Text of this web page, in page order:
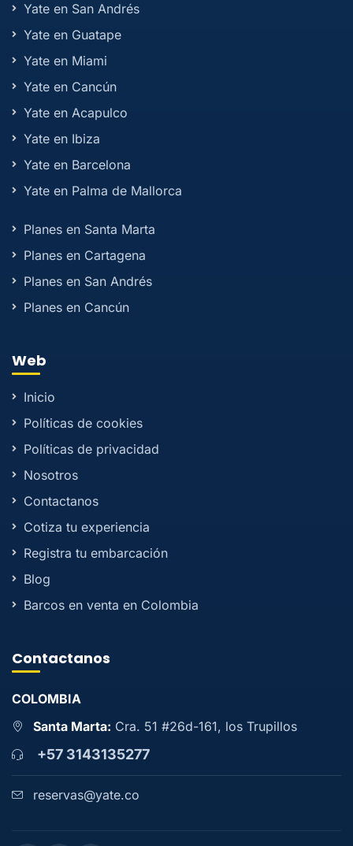
Yate en San Andrés
Yate en Guatape
Yate en Miami
Yate en Cancún
Yate en Acapulco
Yate en Ibiza
Yate en Barcelona
Yate en Palma de Mallorca
Planes en Santa Marta
Planes en Cartagena
Planes en San Andrés
Planes en Cancún
Web
Inicio
Políticas de cookies
Políticas de privacidad
Nosotros
Contactanos
Cotiza tu experiencia
Registra tu embarcación
Blog
Barcos en venta en Colombia
Contactanos
COLOMBIA
Santa Marta: Cra. 51 #26d-161, los Trupillos
+57 3143135277
reservas@yate.co